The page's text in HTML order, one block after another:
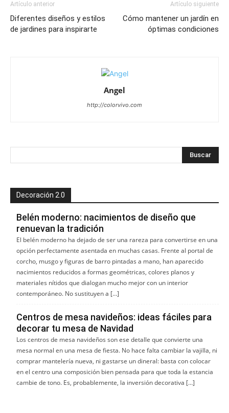
Artículo anterior
Diferentes diseños y estilos
de jardines para inspirarte
Artículo siguiente
Cómo mantener un jardín en
óptimas condiciones
Angel
http://colorvivo.com
Decoración 2.0
Belén moderno: nacimientos de diseño que
renuevan la tradición
El belén moderno ha dejado de ser una rareza para convertirse en una
opción perfectamente asentada en muchas casas. Frente al portal de
corcho, musgo y figuras de barro pintadas a mano, han aparecido
nacimientos reducidos a formas geométricas, colores planos y
materiales nítidos que dialogan mucho mejor con un interior
contemporáneo. No sustituyen a […]
Centros de mesa navideños: ideas fáciles para
decorar tu mesa de Navidad
Los centros de mesa navideños son ese detalle que convierte una
mesa normal en una mesa de fiesta. No hace falta cambiar la vajilla, ni
comprar mantelería nueva, ni gastarse un dineral: basta con colocar
en el centro una composición bien pensada para que toda la estancia
cambie de tono. Es, probablemente, la inversión decorativa […]